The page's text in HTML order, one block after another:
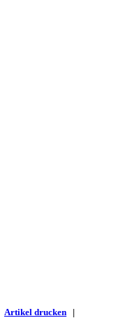
Artikel drucken |